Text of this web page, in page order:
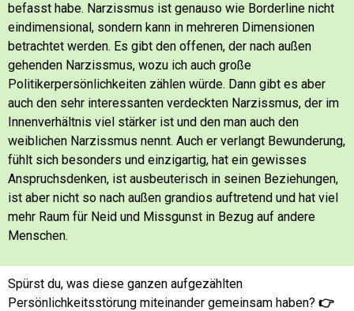
befasst habe. Narzissmus ist genauso wie Borderline nicht
eindimensional, sondern kann in mehreren Dimensionen
betrachtet werden. Es gibt den offenen, der nach außen
gehenden Narzissmus, wozu ich auch große
Politikerpersönlichkeiten zählen würde. Dann gibt es aber
auch den sehr interessanten verdeckten Narzissmus, der im
Innenverhältnis viel stärker ist und den man auch den
weiblichen Narzissmus nennt. Auch er verlangt Bewunderung,
fühlt sich besonders und einzigartig, hat ein gewisses
Anspruchsdenken, ist ausbeuterisch in seinen Beziehungen,
ist aber nicht so nach außen grandios auftretend und hat viel
mehr Raum für Neid und Missgunst in Bezug auf andere
Menschen.
Spürst du, was diese ganzen aufgezählten
Persönlichkeitsstörung miteinander gemeinsam haben? 👉